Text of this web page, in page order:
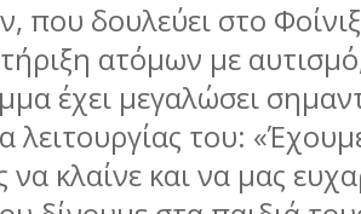
που δουλεύει στο
ατόµων µε
έχει µεγαλώσει
λειτουργίας του:
να κλαίνε και να µας